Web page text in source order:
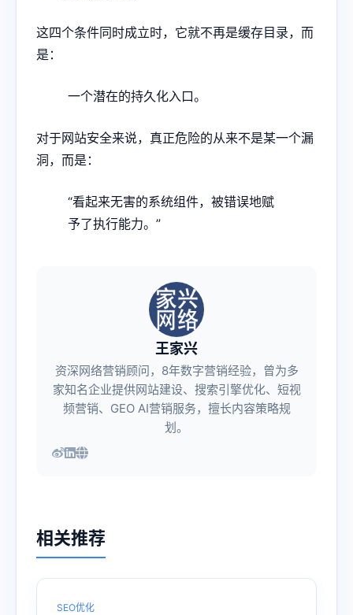
这四个条件同时成立时，它就不再是缓存目录，而
是：
一个潜在的持久化入口。
对于网站安全来说，真正危险的从来不是某一个漏
洞，而是：
“看起来无害的系统组件，被错误地赋
予了执行能力。”
王家兴
资深网络营销顾问，8年数字营销经验，曾为多
家知名企业提供网站建设、搜索引擎优化、短视
频营销、GEO AI营销服务，擅长内容策略规
划。
相关推荐
SEO优化